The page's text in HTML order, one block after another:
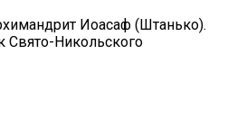
Иоасаф (Штанько).
Свято-Никольского